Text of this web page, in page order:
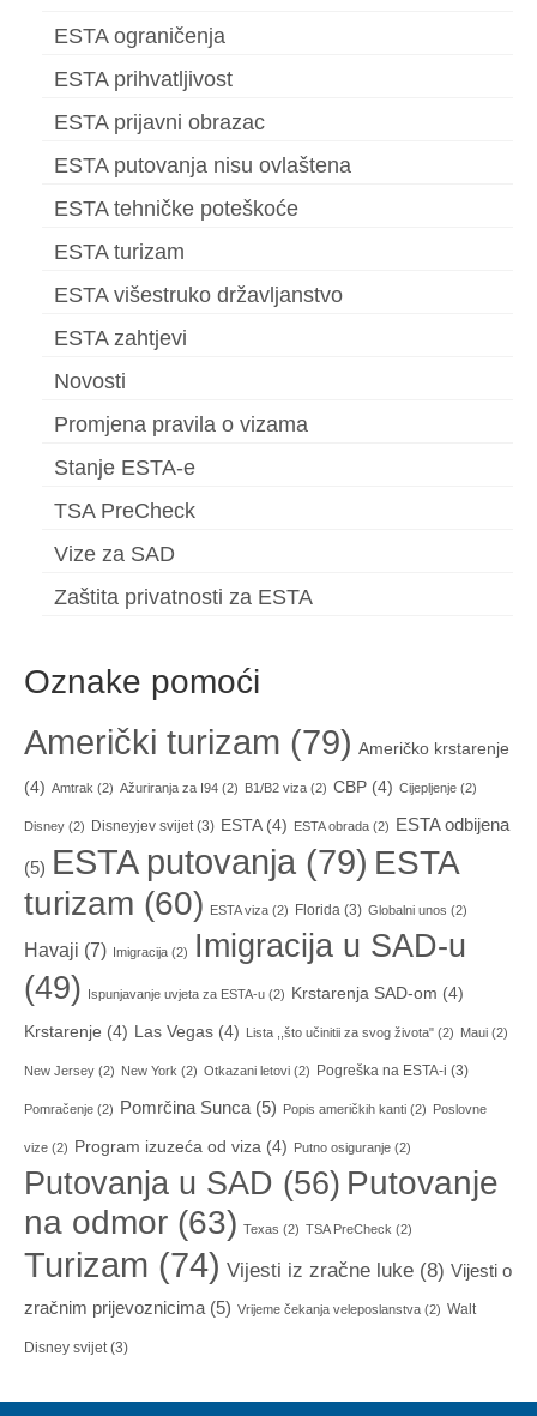
ESTA ograničenja
ESTA prihvatljivost
ESTA prijavni obrazac
ESTA putovanja nisu ovlaštena
ESTA tehničke poteškoće
ESTA turizam
ESTA višestruko državljanstvo
ESTA zahtjevi
Novosti
Promjena pravila o vizama
Stanje ESTA-e
TSA PreCheck
Vize za SAD
Zaštita privatnosti za ESTA
Oznake pomoći
Američki turizam (79) Američko krstarenje
(4) Amtrak (2) Ažuriranja za I94 (2) B1/B2 viza (2) CBP (4) Cijepljenje (2)
Disney (2) Disneyjev svijet(3) ESTA(4) ESTA obrada (2) ESTA odbijena
(5) ESTA putovanja (79) ESTA
turizam (60) ESTA viza (2) Florida (3) Globalni unos (2)
Havaji (7) Imigracija (2)
Imigracija u SAD-u
(49)
Ispunjavanje uvjeta za ESTA-u (2) Krstarenja SAD-om (4)
Krstarenje (4) Las Vegas (4) Lista ,,što učinitii za svog života" (2) Maui (2)
New Jersey (2) New York (2) Otkazani letovi (2) Pogreška na ESTA-i (3)
Pomračenje (2) Pomrčina Sunca(5) Popis američkih kanti (2) Poslovne
vize (2) Program izuzeća od viza (4) Putno osiguranje (2)
Putovanja u SAD (56) Putovanje
na odmor (63) Texas (2) TSA PreCheck (2)
Turizam (74) Vijesti iz zračne luke (8) Vijesti o
zračnim prijevoznicima(5) Vrijeme čekanja veleposlanstva (2) Walt
Disney svijet(3)